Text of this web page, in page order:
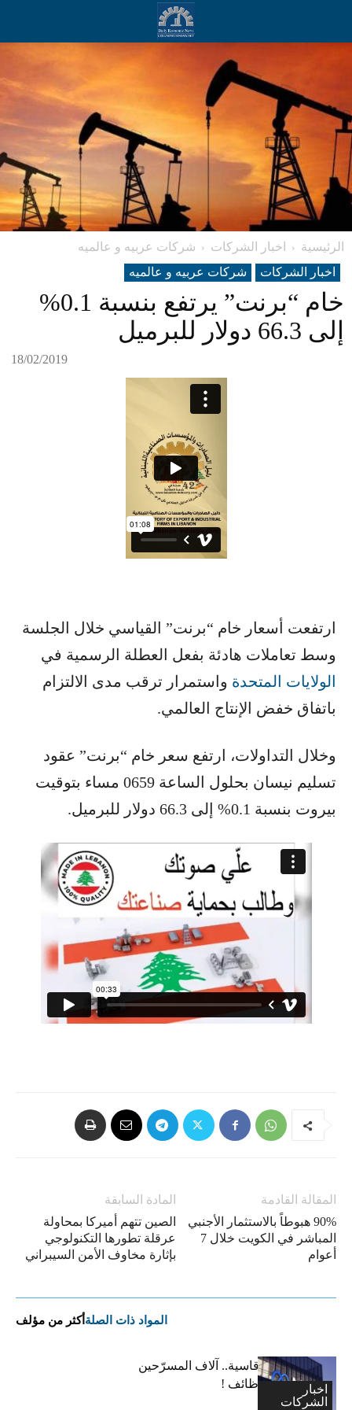
الرئيسية اخبار الشركات
شرکات عربیه و عالمیه
اخبار الشركات
شرکات عربیه و عالمیه
خام “برنت” يرتفع بنسبة 0.1%
إلى 66.3 دولار للبرميل​​​​​​​
18/02/2019
ارتفعت أسعار خام “برنت” القياسي خلال الجلسة
وسط تعاملات هادئة بفعل العطلة الرسمية في ​
الولايات المتحدة ​ واستمرار ترقب مدى الالتزام
باتفاق خفض الإنتاج العالمي.
وخلال التداولات، ارتفع سعر خام “برنت” عقود
تسليم نيسان بحلول الساعة 0659 مساء بتوقيت
بيروت بنسبة 0.1% إلى 66.3 دولار للبرميل.
المادة السابقة
الصين تتهم أميركا بمحاولة
عرقلة تطورها التكنولوجي
بإثارة مخاوف الأمن السيبراني
المقالة القادمة
90% هبوطاً بالاستثمار الأجنبي
المباشر في الكويت خلال 7
أعوام
المواد ذات الصلة أكثر من مؤلف
اخبار
الشركات
“ميتا”: قرارات قاسية.. آلاف المسرّحين
وتجميد آلاف الوظائف !